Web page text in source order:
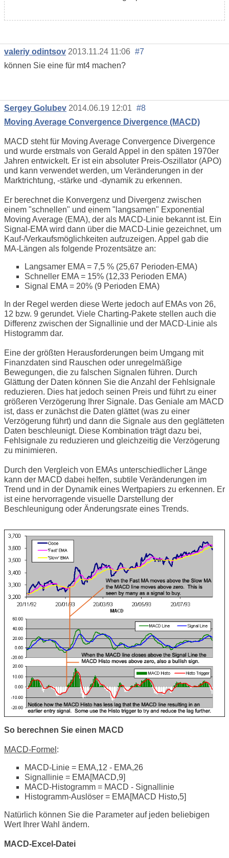
valeriy odintsov 2013.11.24 11:06 #7
können Sie eine für mt4 machen?
Sergey Golubev 2014.06.19 12:01 #8
Moving Average Convergence Divergence (MACD)
MACD steht für Moving Average Convergence Divergence
und wurde erstmals von Gerald Appel in den späten 1970er
Jahren entwickelt. Er ist ein absoluter Preis-Oszillator (APO)
und kann verwendet werden, um Veränderungen in der
Marktrichtung, -stärke und -dynamik zu erkennen.
Er berechnet die Konvergenz und Divergenz zwischen
einem "schnellen" und einem "langsamen" Exponential
Moving Average (EMA), der als MACD-Linie bekannt ist. Ein
Signal-EMA wird dann über die MACD-Linie gezeichnet, um
Kauf-/Verkaufsmöglichkeiten aufzuzeigen. Appel gab die
MA-Längen als folgende Prozentsätze an:
Langsamer EMA = 7,5 % (25,67 Perioden-EMA)
Schneller EMA = 15% (12,33 Perioden EMA)
Signal EMA = 20% (9 Perioden EMA)
In der Regel werden diese Werte jedoch auf EMAs von 26,
12 bzw. 9 gerundet. Viele Charting-Pakete stellen auch die
Differenz zwischen der Signallinie und der MACD-Linie als
Histogramm dar.
Eine der größten Herausforderungen beim Umgang mit
Finanzdaten sind Rauschen oder unregelmäßige
Bewegungen, die zu falschen Signalen führen. Durch
Glättung der Daten können Sie die Anzahl der Fehlsignale
reduzieren. Dies hat jedoch seinen Preis und führt zu einer
größeren Verzögerung Ihrer Signale. Das Geniale am MACD
ist, dass er zunächst die Daten glättet (was zu einer
Verzögerung führt) und dann die Signale aus den geglätteten
Daten beschleunigt. Diese Kombination trägt dazu bei,
Fehlsignale zu reduzieren und gleichzeitig die Verzögerung
zu minimieren.
Durch den Vergleich von EMAs unterschiedlicher Länge
kann der MACD dabei helfen, subtile Veränderungen im
Trend und in der Dynamik eines Wertpapiers zu erkennen. Er
ist eine hervorragende visuelle Darstellung der
Beschleunigung oder Änderungsrate eines Trends.
So berechnen Sie einen MACD
MACD-Formel :
MACD-Linie = EMA,12 - EMA,26
Signallinie = EMA[MACD,9]
MACD-Histogramm = MACD - Signallinie
Histogramm-Auslöser = EMA[MACD Histo,5]
Natürlich können Sie die Parameter auf jeden beliebigen
Wert Ihrer Wahl ändern.
MACD-Excel-Datei